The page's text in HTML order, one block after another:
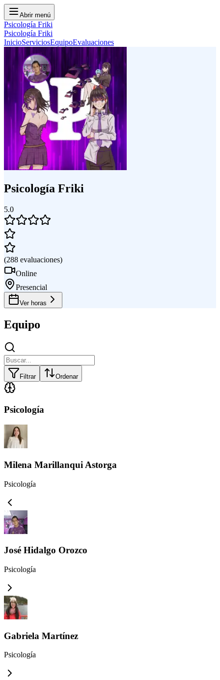
Abrir menú
Psicología Friki
Psicología Friki
InicioServiciosEquipoEvaluaciones
Psicología Friki
5.0
(288 evaluaciones)
Online
Presencial
Ver horas
Equipo
Filtrar Ordenar
Psicología
Milena Marillanqui Astorga
Psicología
José Hidalgo Orozco
Psicología
Gabriela Martínez
Psicología